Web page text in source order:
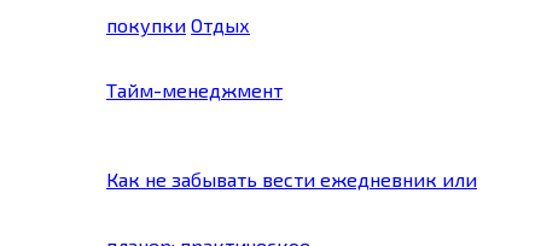
покупки Отдых
Тайм-менеджмент
Как не забывать вести ежедневник или